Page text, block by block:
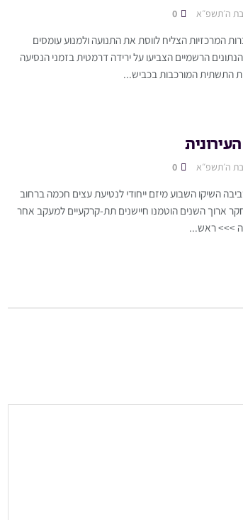
ה׳תשפ״א
המרכזיות הצליח לווסת את התנועה ולמנוע עומסים
הרשמיים הצביעו על ירידה דרמטית בזמני הנסיעה
התשתית המורכבות בכביש...
ה׳תשפ״א
השיקו השבוע מיזם ייחודי לנטיעת עצים חכמה ברחוב
ארוך השנים הוטמנו חיישנים תת-קרקעיים למעקב אחר
>>> ראש...